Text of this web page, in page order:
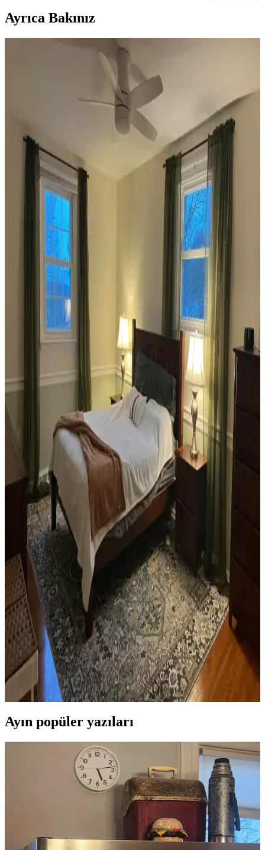
Ayrıca Bakınız
Koltuk ve Aksesuar Sandalyelerde Renk Uyumu ve
Dekorasyonda Görsel Denge Sağlama Yöntemleri
Koltuk ve aksesuar sandalyelerde renk uyumsuzluğu görsel rekabete
yol açabilir. Halı, perde, yastık ve mobilya yerleşimi ile renkler
dengelenerek mekanın estetik bütünlüğü sağlanır.
Ev Dekorasyonunda Denge ve Fonksiyonellik: Renk
Uyumu, Mobilya Yerleşimi ve Estetik İncelemesi
Reddit tartışması üzerinden ev dekorasyonunda renk uyumu,
mobilya yerleşimi ve aksesuar dengesi gibi unsurların yaşam
alanlarının estetik ve fonksiyonelliğini nasıl etkilediği inceleniyor.
Veranda Dekorasyonunda Bitki Seçimi, Aydınlatma
ve Mobilya Düzenlemeleriyle Estetik İyileştirme
Yöntemleri
Veranda dekorasyonunda bitkiler, halılar, aydınlatma ve mobilyaların
uyumlu kullanımı mekânı daha davetkâr ve fonksiyonel kılar. Doğru
seçimler verandanın atmosferini ve dış görünümünü güçlendirir.
Habitat'tan İkinci El Mobilya Alımı ve Ev
Dekorasyonunda Stil Oluşturma Yöntemleri
Habitat mağazalarından ikinci el mobilya alımı, ekonomik ve özgün
dekorasyon için fırsatlar sunar. Doğru seçim, temizlik ve stil
oluşturma evin atmosferini belirler.
Teal Renkli Sandalyenin Halı ve Dolapla
Uyumunda Renk Tonları ve Aksesuarların Rolü
Teal renkli sandalyenin halı ve dolapla uyumu, doğru renk tonları ve
aksesuar seçimiyle sağlanır. Halıdaki mavi-yeşil alt tonlar ve sıcak
ahşap dolap, teal rengini öne çıkarır, aksesuarlar ise denge oluşturur.
Yan Sehpa Boyama Renk Seçenekleri ve
Dekorasyon Uyumu İçin Rehber
Yan sehpa boyamada renk seçimi, mobilya ve dekorasyon uyumu
açısından önemlidir. Koyu tonlar, sıcak renkler ve doğal ahşap
görünümü seçenekleriyle estetik sonuçlar elde edilir.
Ev Kütüphanesi Yenileme: Renk, Dekorasyon ve
Konforun Dengeli Buluşması
Ev kütüphanesi yenilemesinde renklerin rahatlatıcı etkisi, kişisel
dekoratif öğeler ve konforlu mobilyalar ön plandadır. Tavan boyama
ve raf düzeni mekânın atmosferini zenginleştirir.
Yatak Odası Düzeni ve Dekorasyonunda Doğru
Yerleşim ve Tasarım İpuçları
Yatak odasında doğru mobilya yerleşimi, renk uyumu, aydınlatma
ve kişisel dokunuşlarla mekanın fonksiyonelliği ve estetiği artırılır.
Bu ipuçlarıyla odanız daha dengeli ve sıcak bir hale gelir.
Ayın popüler yazıları